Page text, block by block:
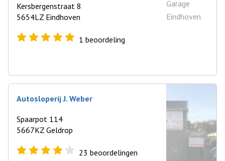
Kersbergenstraat 8
5654LZ Eindhoven
1 beoordeling
Autosloperij J. Weber
Spaarpot 114
5667KZ Geldrop
23 beoordelingen